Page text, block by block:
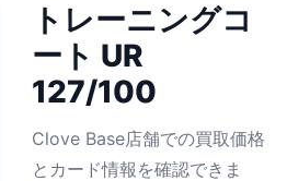
トレーニングコ
ート UR
127/100
Clove Base店舗での買取価格
とカード情報を確認できま